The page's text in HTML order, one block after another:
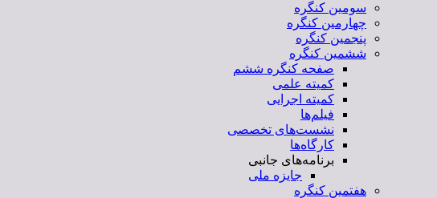
سومین کنگره
چهارمین کنگره
پنجمین کنگره
ششمین کنگره
صفحه کنگره ششم
کمیته علمی
کمیته اجرایی
فیلم‌ها
نشست‌های تخصصی
کارگاه‌ها
برنامه‌های جانبی
جایزه ملی
هفتمین کنگره